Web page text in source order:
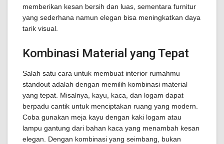
memberikan kesan bersih dan luas, sementara furnitur
yang sederhana namun elegan bisa meningkatkan daya
tarik visual.
Kombinasi Material yang Tepat
Salah satu cara untuk membuat interior rumahmu
standout adalah dengan memilih kombinasi material
yang tepat. Misalnya, kayu, kaca, dan logam dapat
berpadu cantik untuk menciptakan ruang yang modern.
Coba gunakan meja kayu dengan kaki logam atau
lampu gantung dari bahan kaca yang menambah kesan
elegan. Dengan kombinasi yang seimbang, bukan